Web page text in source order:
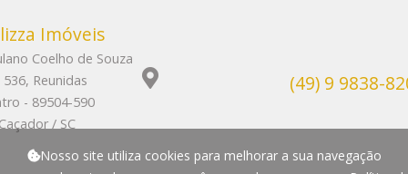
Nosso site utiliza cookies para melhorar a sua navegação
Imóveis
Coelho de Souza
536, Reunidas
- 89504-590
/ SC
(49) 9 9838-